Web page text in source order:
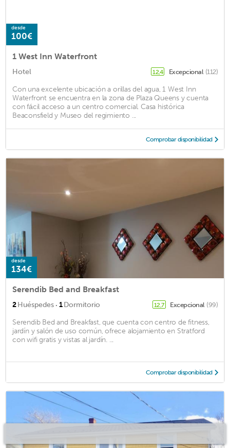
desde
100€
1 West Inn Waterfront
Hotel 12,4 Excepcional (112)
Con una excelente ubicación a orillas del agua, 1 West Inn
Waterfront se encuentra en la zona de Plaza Queens y cuenta
con fácil acceso a un centro comercial. Casa histórica
Beaconsfield y Museo del regimiento ...
Comprobar disponibilidad
desde
134€
Serendib Bed and Breakfast
2Huéspedes · 1Dormitorio 12,7 Excepcional (99)
Serendib Bed and Breakfast, que cuenta con centro de fitness,
jardín y salón de uso común, ofrece alojamiento en Stratford
con wifi gratis y vistas al jardín. ...
Comprobar disponibilidad